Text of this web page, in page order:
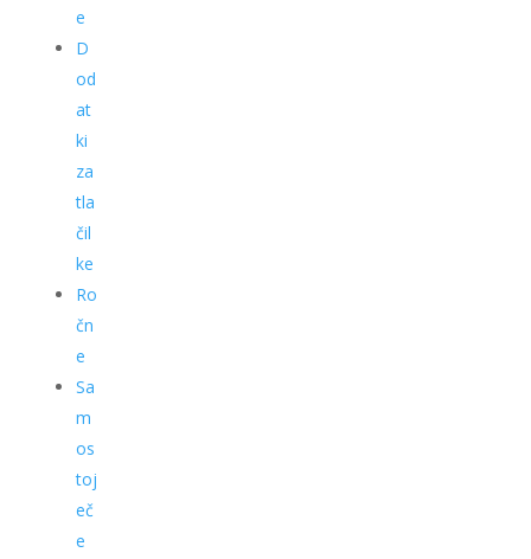
e
D
od
at
ki
za
tla
čil
ke
Ro
čn
e
Sa
m
os
toj
eč
e